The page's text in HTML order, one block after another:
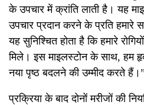
के उपचार में क्रांति लाती है। यह
उपचार प्रदान करने के प्रति हमारे
यह सुनिश्चित होता है कि हमारे
मिले। इस माइलस्टोन के साथ, हम
नया पृष्ठ बदलने की उम्मीद करते हैं।”
प्रक्रिया के बाद दोनों मरीजों की